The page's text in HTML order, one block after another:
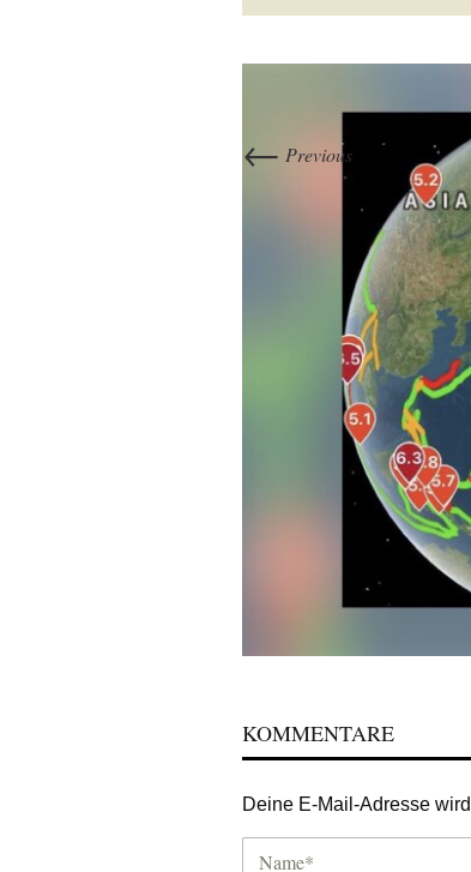
← Previous
KOMMENTARE
Deine E-Mail-Adresse